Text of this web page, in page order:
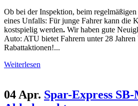
Ob bei der Inspektion, beim
eines Unfalls: Für junge Fahrer kann die
kostspielig werden. Wir haben gute
Auto: ATU bietet Fahrern unter 28 Jahren
Rabattaktionen!...
Weiterlesen
04 Apr. Spar-Express